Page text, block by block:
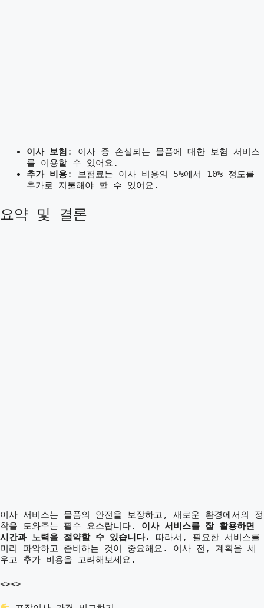
이사 보험 : 이사 중 손실되는 물품에 대한 보험 서비스
를 이용할 수 있어요.
추가 비용: 보험료는 이사 비용의 5%에서 10% 정도를
추가로 지불해야 할 수 있어요.
요약 및 결론
이사 서비스는 물품의 안전을 보장하고, 새로운 환경에서의 정
착을 도와주는 필수 요소랍니다. 이사 서비스를 잘 활용하면
시간과 노력을 절약할 수 있습니다.
따라서, 필요한 서비스를
미리 파악하고 준비하는 것이 중요해요. 이사 전, 계획을 세
우고 추가 비용을 고려해보세요.
<><>